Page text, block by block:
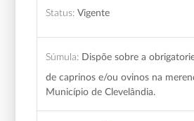
Status: Vigente
Súmula: Dispõe sobre a
de caprinos e/ou ovinos na
Município de Clevelândia.